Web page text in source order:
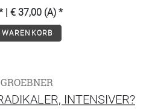
Mobilität?
| € 37,00 (A) *
INTENSIVER?